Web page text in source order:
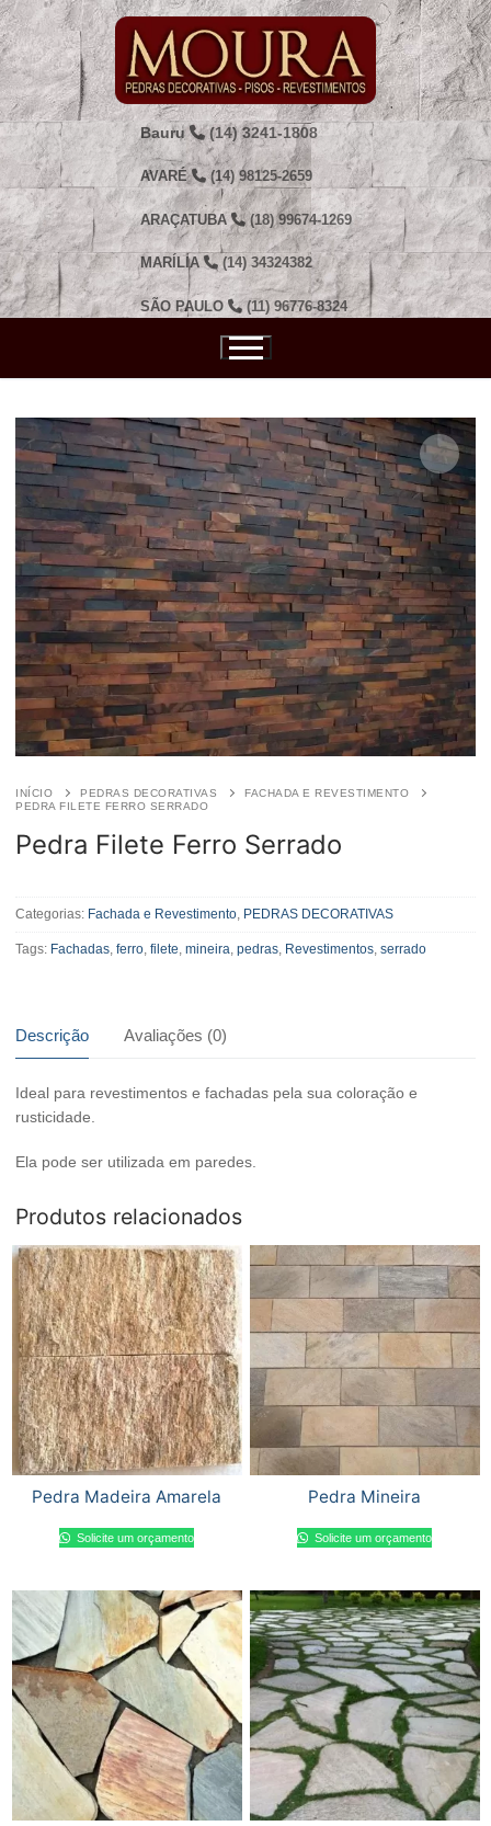
Pular
para
o
conteúdo
Bauru (14) 3241-1808
AVARÉ (14) 98125-2659
ARAÇATUBA (18) 99674-1269
MARÍLIA (14) 34324382
SÃO PAULO (11) 96776-8324
INÍCIO PEDRAS DECORATIVAS
FACHADA E REVESTIMENTO
PEDRA FILETE FERRO SERRADO
Pedra Filete Ferro Serrado
Filete
Serrado
Categorias: Fachada e Revestimento, PEDRAS DECORATIVAS
Tags: Fachadas, ferro, filete, mineira, pedras, Revestimentos, serrado
Descrição Avaliações (0)
Ideal para revestimentos e fachadas pela sua coloração e
rusticidade.
Ela pode ser utilizada em paredes.
Produtos relacionados
Pedra Madeira Amarela
Solicite um orçamento
Pedra Mineira
Solicite um orçamento